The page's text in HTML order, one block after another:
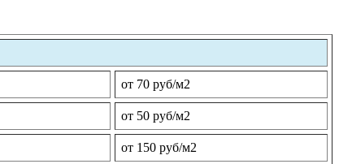
от 70 руб/м2
от 50 руб/м2
от 150 руб/м2